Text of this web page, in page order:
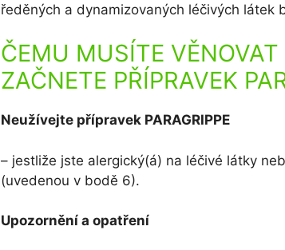
ředěných a dynamizovaných léčivých látek
ČEMU MUSÍTE
ZAČNETE PŘÍPRAVEK
Neužívejte přípravek PARAGRIPPE
– jestliže jste alergický(á) na léčivé látky
(uvedenou v bodě 6).
Upozornění a opatření